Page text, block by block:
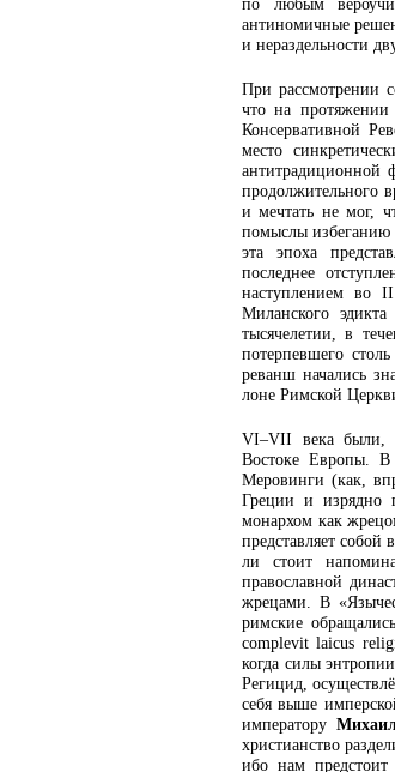
по любым
антиномичные
и нераздельности
При рассмотрении
что на протяжении
Консервативной
место
антитрадиционной
продолжительного
и мечтать не мог,
помыслы избеганию
эта эпоха
последнее
наступлением во
Миланского эдикта
тысячелетии, в
потерпевшего
реванш начались
лоне Римской
VI–VII века были,
Востоке Европы. В
Меровинги (как,
Греции и изрядно
монархом как
представляет
ли стоит
православной
жрецами. В
римские
complevit laicus
когда силы
Регицид,
себя выше
императору
христианство
ибо нам